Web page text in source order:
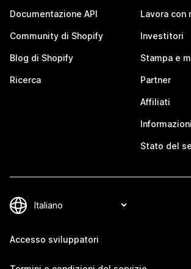
Documentazione API
Community di Shopify
Blog di Shopify
Ricerca
Lavora con
Investitori
Stampa e
Partner
Affiliati
Stato del
Accesso sviluppatori